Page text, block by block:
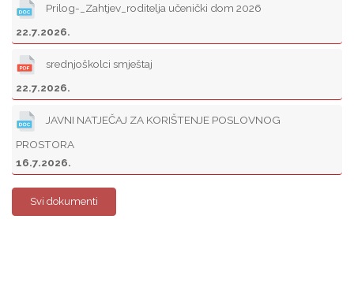
Prilog-_Zahtjev_roditelja učenički dom 2026
22.7.2026.
srednjoškolci smještaj
22.7.2026.
JAVNI NATJEČAJ ZA KORIŠTENJE POSLOVNOG
PROSTORA
16.7.2026.
Svi dokumenti